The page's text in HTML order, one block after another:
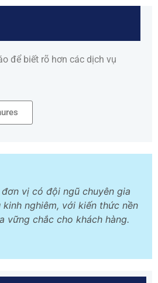
để biết rõ hơn các dịch vụ
vị có đội ngũ chuyên gia
nghiêm, với kiến thức nền
vững chắc cho khách hàng.